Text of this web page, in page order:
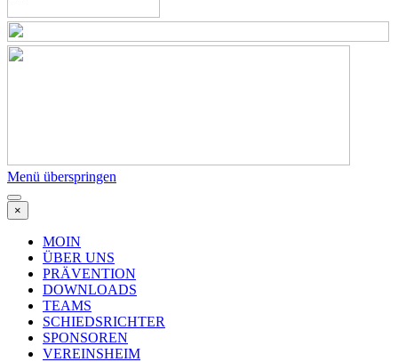
Menü überspringen
×
MOIN
ÜBER UNS
PRÄVENTION
DOWNLOADS
TEAMS
SCHIEDSRICHTER
SPONSOREN
VEREINSHEIM